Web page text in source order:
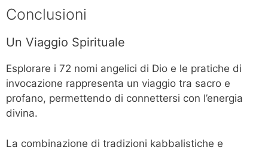
Conclusioni
Un Viaggio Spirituale
Esplorare i 72 nomi angelici di Dio e le pratiche di
invocazione rappresenta un viaggio tra sacro e
profano, permettendo di connettersi con l’energia
divina.
La combinazione di tradizioni kabbalistiche e